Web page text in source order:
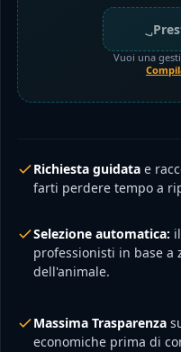
Vuoi una
Richiesta guidata e
farti perdere tempo a
Selezione automatica:
professionisti in base a
dell'animale.
Massima Trasparenza
economiche prima di